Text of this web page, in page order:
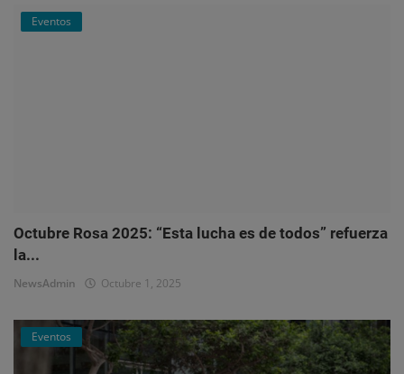
Eventos
Octubre Rosa 2025: “Esta lucha es de todos” refuerza
la...
NewsAdmin Octubre 1, 2025
Eventos